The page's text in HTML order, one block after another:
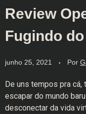
Review
Fugindo
junho 25, 2021 Por
De uns tempos pra
escapar do mundo
desconectar da vida